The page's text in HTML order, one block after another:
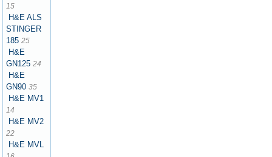
15
H&E ALS
STINGER
185 25
H&E
GN125 24
H&E
GN90 35
H&E MV1
14
H&E MV2
22
H&E MVL